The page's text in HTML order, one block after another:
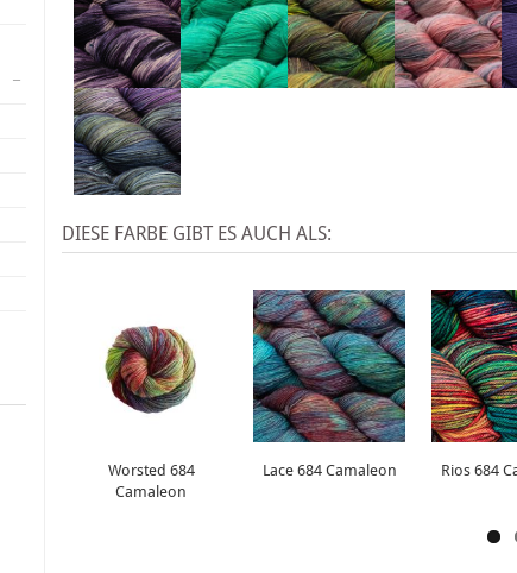
DIESE FARBE GIBT ES AUCH ALS:
Worsted 684
Camaleon
Lace 684 Camaleon Rios 684